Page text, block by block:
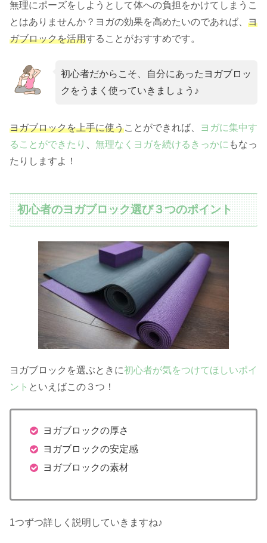
無理にポーズをしようとして体への負担をかけてしまうこ
とはありませんか？ヨガの効果を高めたいのであれば、 ヨ
ガブロックを活用することがおすすめです。
初心者だからこそ、自分にあったヨガブロッ
クをうまく使っていきましょう♪
ヨガブロックを上手に使うことができれば、
ヨガに集中す
ることができたり
無理なくヨガを続けるきっかに もなっ
たりしますよ！
初心者のヨガブロック選び３つのポイント
ヨガブロックを選ぶときに初心者が気をつけてほしいポイ
ント といえばこの３つ！
ヨガブロックの厚さ
ヨガブロックの安定感
ヨガブロックの素材
1つずつ詳しく説明していきますね♪